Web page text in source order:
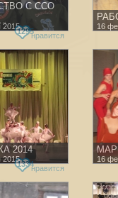
С ССО
2015
1295нравится
16
2014
2015
1334нравится
16